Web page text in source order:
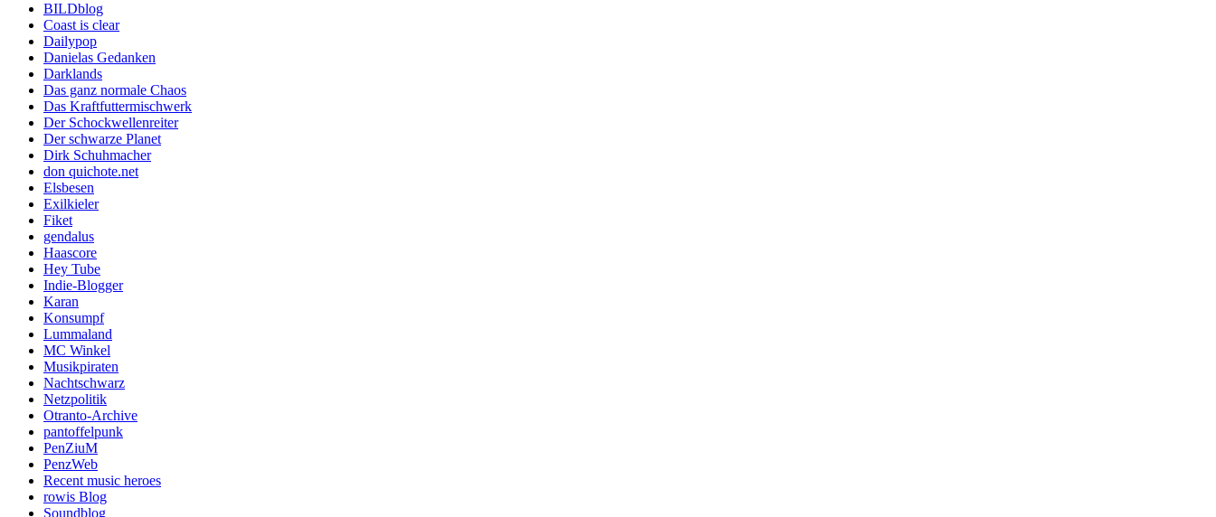
BILDblog
Coast is clear
Dailypop
Danielas Gedanken
Darklands
Das ganz normale Chaos
Das Kraftfuttermischwerk
Der Schockwellenreiter
Der schwarze Planet
Dirk Schuhmacher
don quichote.net
Elsbesen
Exilkieler
Fiket
gendalus
Haascore
Hey Tube
Indie-Blogger
Karan
Konsumpf
Lummaland
MC Winkel
Musikpiraten
Nachtschwarz
Netzpolitik
Otranto-Archive
pantoffelpunk
PenZiuM
PenzWeb
Recent music heroes
rowis Blog
Soundblog